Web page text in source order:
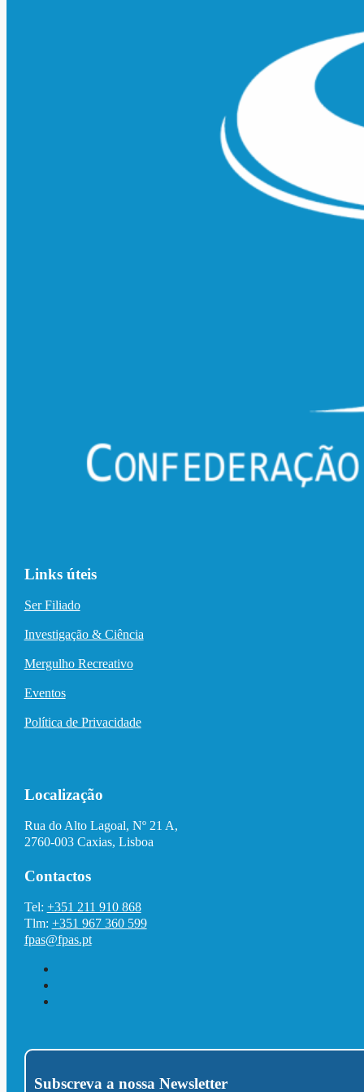
Links úteis
Ser Filiado
Investigação & Ciência
Mergulho Recreativo
Eventos
Política de Privacidade
Localização
Rua do Alto Lagoal, Nº 21 A,
2760-003 Caxias, Lisboa
Contactos
Tel: +351 211 910 868
Tlm: +351 967 360 599
fpas@fpas.pt
Subscreva a nossa Newsletter